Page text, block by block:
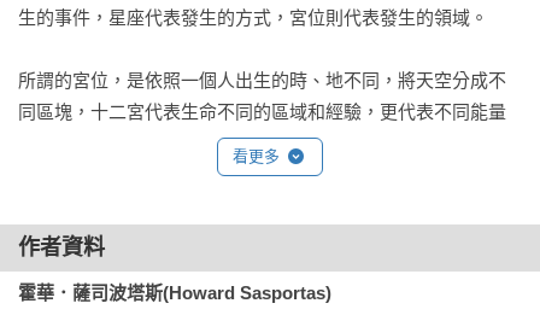
生的事件，星座代表發生的方式，宮位則代表發生的領域。
所謂的宮位，是依照一個人出生的時、地不同，將天空分成不
同區塊，十二宮代表生命不同的區域和經驗，更代表不同能量
的出口。宮位就像是相機的鏡頭，透過這個鏡頭，我們將星盤
藍圖聚焦在實際人生面，並賦予它個人化的特色。透過行星和
覺醒的旅程。
備受讚譽的占星家霍華．薩司波塔斯（Howard Sasportas）首
看更多
作者資料
霍華．薩司波塔斯(Howard Sasportas)